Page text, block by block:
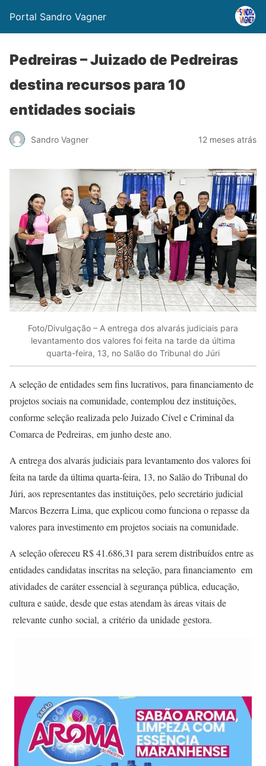
Portal Sandro Vagner
Pedreiras – Juizado de Pedreiras
destina recursos para 10
entidades sociais
Sandro Vagner 12 meses atrás
Foto/Divulgação – A entrega dos alvarás judiciais para
levantamento dos valores foi feita na tarde da última
quarta-feira, 13, no Salão do Tribunal do Júri
A seleção de entidades sem fins lucrativos, para financiamento de
projetos sociais na comunidade, contemplou dez instituições,
conforme seleção realizada pelo Juizado Cível e Criminal da
Comarca de Pedreiras, em junho deste ano.
A entrega dos alvarás judiciais para levantamento dos valores foi
feita na tarde da última quarta-feira, 13, no Salão do Tribunal do
Júri, aos representantes das instituições, pelo secretário judicial
Marcos Bezerra Lima, que explicou como funciona o repasse da
valores para investimento em projetos sociais na comunidade.
A seleção ofereceu R$ 41.686,31 para serem distribuídos entre as
entidades candidatas inscritas na seleção, para financiamento em
atividades de caráter essencial à segurança pública, educação,
cultura e saúde, desde que estas atendam às áreas vitais de
relevante cunho social, a critério da unidade gestora.